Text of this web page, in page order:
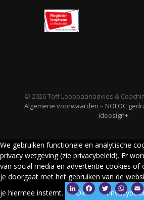
© 2026 Toff Loopbaanadvies &
Algemene voorwaarden – NOLOC
ideesign+
LinkedInFacebook
Twitter
We gebruiken functionele en analytische
privacy wetgeving (zie privacybeleid). Er
van social media en advertentie cookies of
je doorgaat met het gebruiken van de
je hiermee instemt.
Ok